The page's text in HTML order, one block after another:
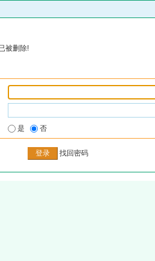
被删除!
是 否
找回密码